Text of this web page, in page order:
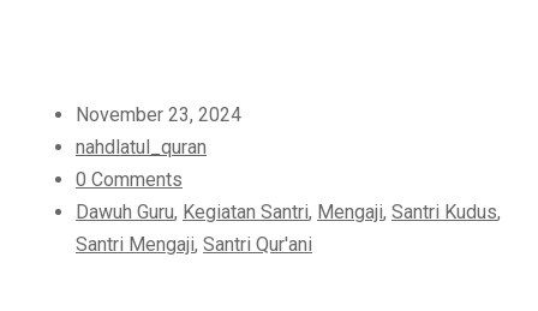
November 23, 2024
nahdlatul_quran
0 Comments
Dawuh Guru, Kegiatan Santri, Mengaji, Santri Kudus,
Santri Mengaji, Santri Qur'ani